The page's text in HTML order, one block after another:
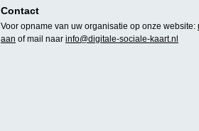
Contact
Voor opname van uw organisatie op onze website:
aan of mail naar info@digitale-sociale-kaart.nl